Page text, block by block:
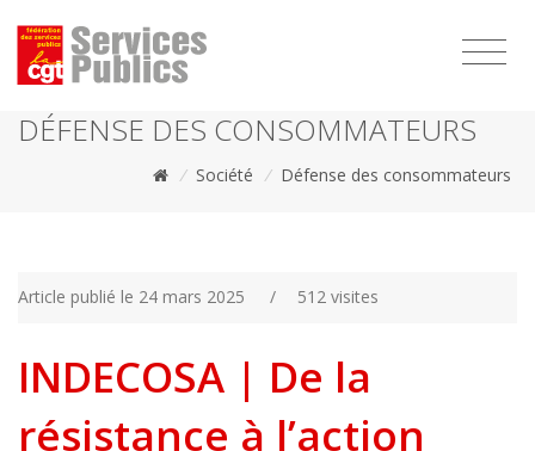
DÉFENSE DES CONSOMMATEURS
/ Société / Défense des consommateurs
Article publié le 24 mars 2025 / 512 visites
INDECOSA | De la
résistance à l’action